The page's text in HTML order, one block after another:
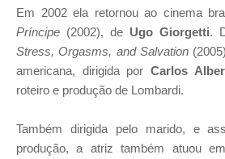
Em 2002 ela retornou ao cinema
Príncipe (2002), de Ugo Giorgetti.
Stress, Orgasms, and Salvation
americana, dirigida porCarlos
roteiro e produção de Lombardi.
Também dirigida pelo marido, e
produção, a atriz também atuou